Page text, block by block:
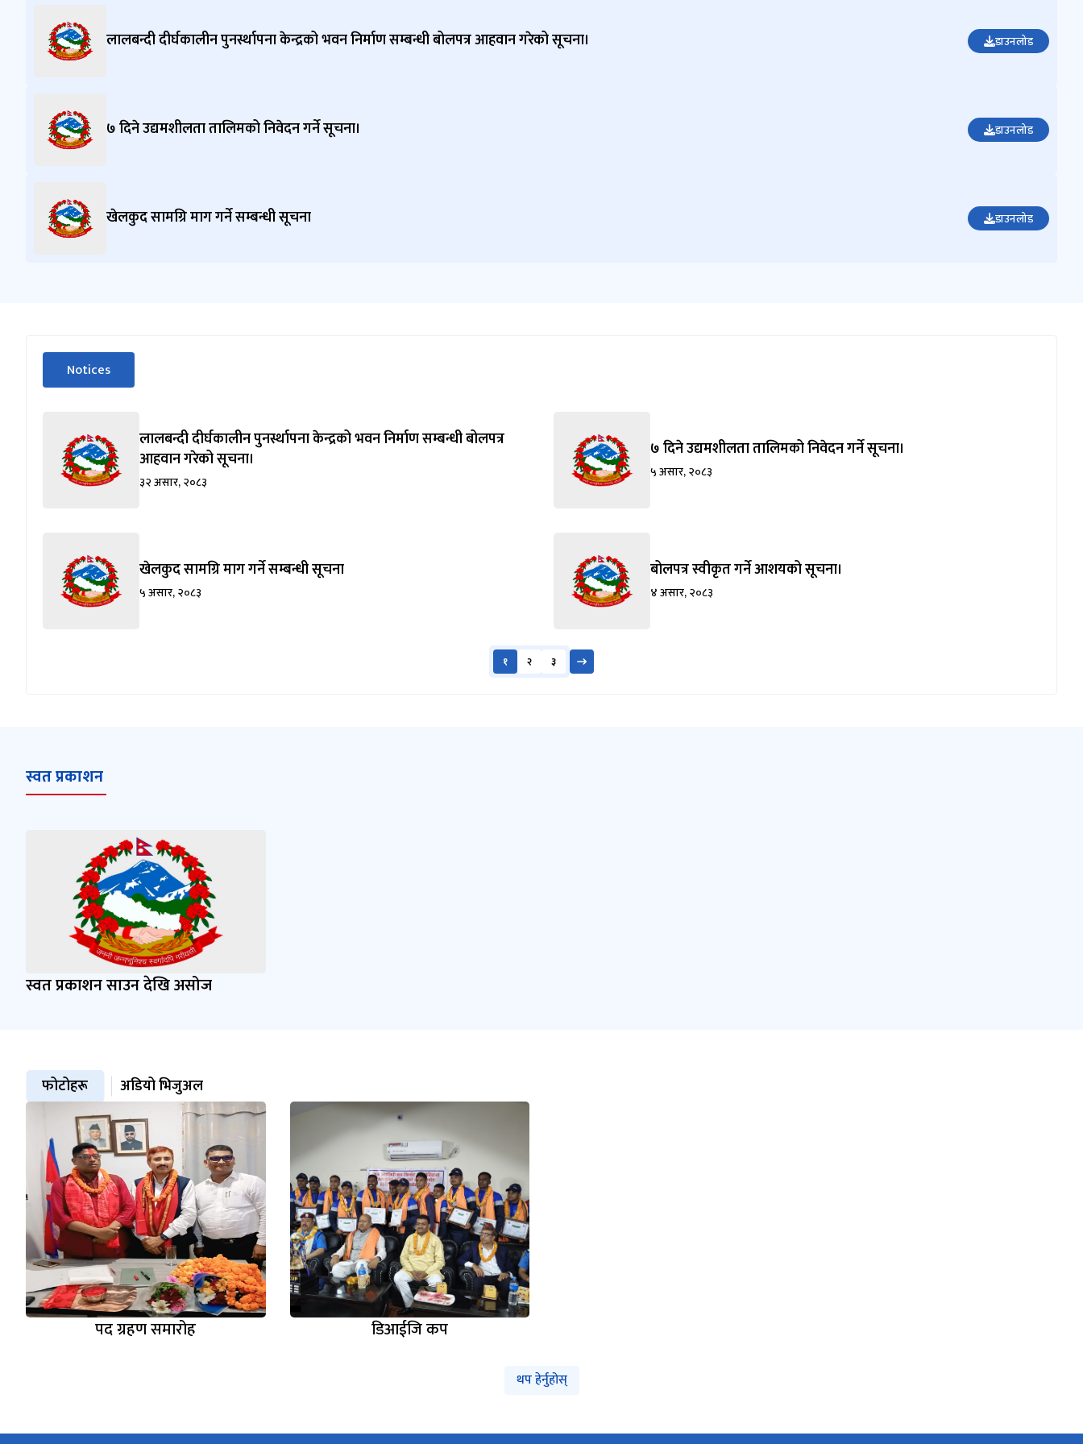
gmail.
com
लालबन्दी दीर्घकालीन पुनर्स्थापना केन्द्रको भवन निर्माण सम्बन्धी बोलपत्र आहवान गरेको सूचना। डाउनलोड
७ दिने उद्यमशीलता तालिमको निवेदन गर्ने सूचना। डाउनलोड
खेलकुद सामग्रि माग गर्ने सम्बन्धी सूचना डाउनलोड
सीधा
पहिलो
जानुहोस्
Notices
(सक्रिय ट्याब)
लालबन्दी दीर्घकालीन पुनर्स्थापना केन्द्रको भवन निर्माण सम्बन्धी बोलपत्र
आहवान गरेको सूचना।
३२ असार, २०८३
७ दिने उद्यमशीलता तालिमको निवेदन गर्ने सूचना।
५ असार, २०८३
खेलकुद सामग्रि माग गर्ने सम्बन्धी सूचना
५ असार, २०८३
बोलपत्र स्वीकृत गर्ने आशयको सूचना।
४ असार, २०८३
१ २ ३
स्वत प्रकाशन
स्वत प्रकाशन साउन देखि असोज
फोटोहरू अडियो भिजुअल
पद ग्रहण समारोह डिआईजि कप
थप हेर्नुहोस्